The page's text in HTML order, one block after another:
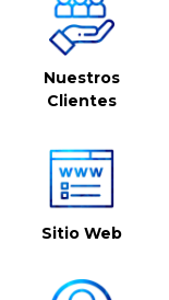
Nuestros
Clientes
Sitio Web